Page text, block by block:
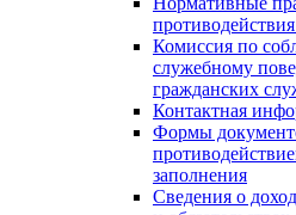
Комиссия по
служебному
гражданских
Контактная
Формы
заполнения
Сведения о